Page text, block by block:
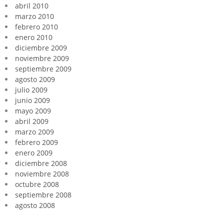
abril 2010
marzo 2010
febrero 2010
enero 2010
diciembre 2009
noviembre 2009
septiembre 2009
agosto 2009
julio 2009
junio 2009
mayo 2009
abril 2009
marzo 2009
febrero 2009
enero 2009
diciembre 2008
noviembre 2008
octubre 2008
septiembre 2008
agosto 2008